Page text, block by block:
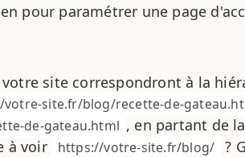
pour paramétrer une page
site correspondront à la
site.fr/blog/recette-de-
de-gateau.html , en partant de
à voir
https://votre-site.fr/blog/ ?